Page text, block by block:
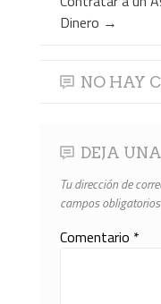
Dinero →
NO HAY
DEJA
Tu dirección de
campos
Comentario *